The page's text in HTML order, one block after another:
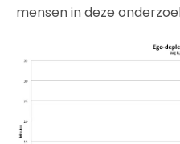
mensen in deze